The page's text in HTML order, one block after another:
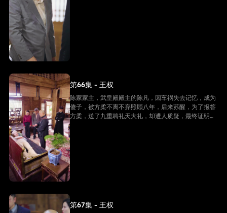
第66集 - 王权
陈家家主，武皇殿殿主的陈凡，因车祸失去记忆，成为
傻子，被方柔不离不弃照顾八年，后来苏醒，为了报答
方柔，送了九重聘礼天大礼，却遭人质疑，最终证明他
是陈家家主，并且还是武皇殿武皇，最终跟方柔有情人
终成眷属。
第67集 - 王权